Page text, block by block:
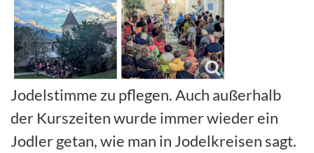
Jodelstimme zu pflegen. Auch außerhalb
der Kurszeiten wurde immer wieder ein
Jodler getan, wie man in Jodelkreisen sagt.